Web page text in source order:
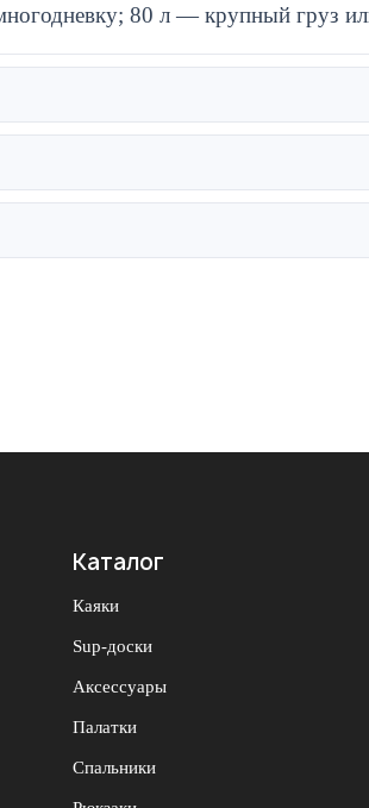
80 л — крупный груз
Каталог
Каяки
Sup-доски
Аксессуары
Палатки
Спальники